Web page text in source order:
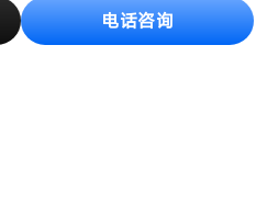
电话咨询